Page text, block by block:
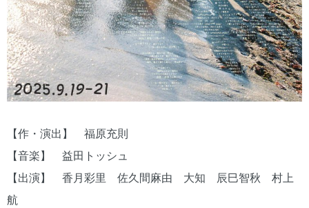
【作・演出】 福原充則
【音楽】 益田トッシュ
【出演】 香月彩里 佐久間麻由 大知 辰巳智秋 村上
航